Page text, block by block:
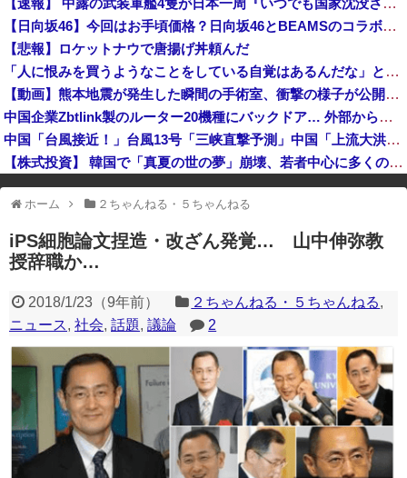
財務省、大型連休中の為替介入日数は3日間 総額11兆7349億円
【日向坂46】今回はお手頃価格？日向坂46とBEAMSのコラボが決定！！
【悲報】ロケットナウで唐揚げ丼頼んだ
「人に恨みを買うようなことをしている自覚はあるんだな」と高市首相を嘲笑った左派、平和記念式典での演説にケチを付けるも……
【動画】熊本地震が発生した瞬間の手術室、衝撃の様子が公開されて16万いいね プロすぎると称賛の声が集まる
中国企業Zbtlink製のルーター20機種にバックドア… 外部から完全制御のおそれ
中国「台風接近！」台風13号「三峡直撃予測」中国「上流大洪水！（三峡上流」中国都市「8/5の映像（動画」三峡ダム「緊急放流（決壊危機」中国「下流大水害（震え声」→
【株式投資】 韓国で「真夏の世の夢」崩壊、若者中心に多くの人が「人生オワタ」―中国メディア
※アドブロック等の広告非表示プラグインやアドオンを利用している場合、
一部のコンテンツが表示されなくなったり、サイト全体のレイアウトが崩れ
たりする場合があります。
ホーム ２ちゃんねる・５ちゃんねる
iPS細胞論文捏造・改ざん発覚… 山中伸弥教
授辞職か…
2018/1/23（9年前） ２ちゃんねる・５ちゃんねる,
ニュース, 社会, 話題, 議論 2